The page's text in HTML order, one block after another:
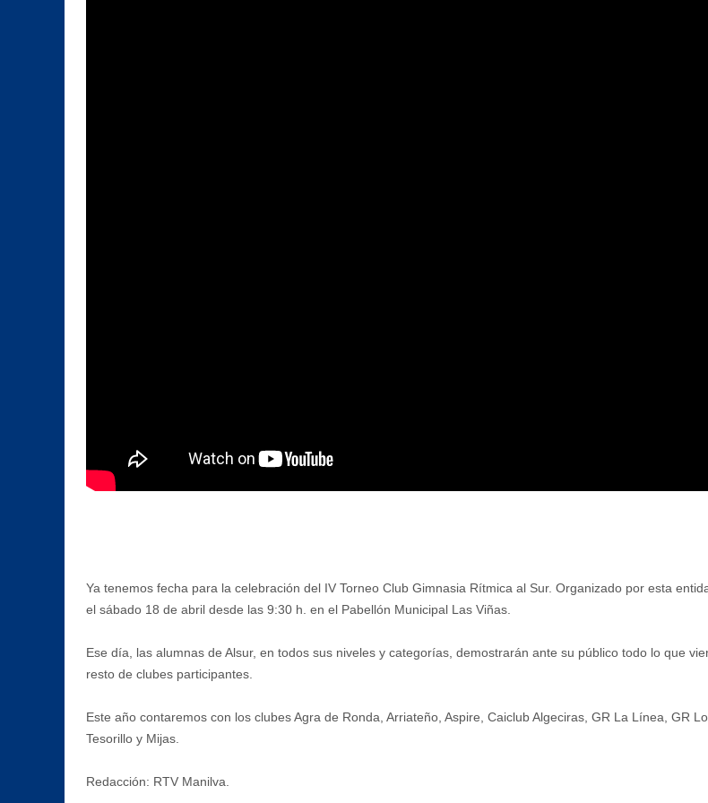
Ya tenemos fecha para la celebración del IV Torneo Club Gimnasia Rítmica al Sur. Organizado por esta
el sábado 18 de abril desde las 9:30 h. en el Pabellón Municipal Las Viñas.
Ese día, las alumnas de Alsur, en todos sus niveles y categorías, demostrarán ante su público todo lo que
resto de clubes participantes.
Este año contaremos con los clubes Agra de Ronda, Arriateño, Aspire, Caiclub Algeciras, GR La Línea, GR
Tesorillo y Mijas.
Redacción: RTV Manilva.